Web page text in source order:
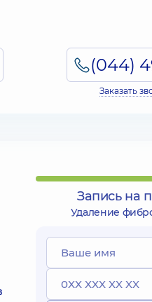
Заказать
Запись на
Удаление